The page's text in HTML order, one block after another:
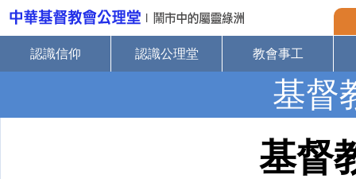
認識信仰 認識公理堂 教會事工
基督
基督